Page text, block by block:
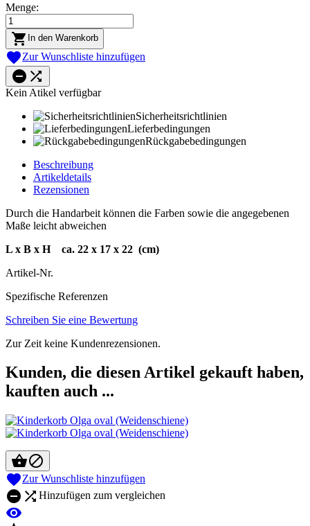
Menge:
 In den Warenkorb
Zur Wunschliste hinzufügen
 
Kein Atikel verfügbar
Sicherheitsrichtlinien
Lieferbedingungen
Rückgabebedingungen
Beschreibung
Artikeldetails
Rezensionen
Durch die Handarbeit können die Farben sowie die angegebenen
Maße leicht abweichen
L x B x H ca. 22 x 17 x 22 (cm)
Artikel-Nr.
Spezifische Referenzen
Schreiben Sie eine Bewertung
Zur Zeit keine Kundenrezensionen.
Kunden, die diesen Artikel gekauft haben,
kauften auch ...

Zur Wunschliste hinzufügen
  Hinzufügen zum vergleichen
